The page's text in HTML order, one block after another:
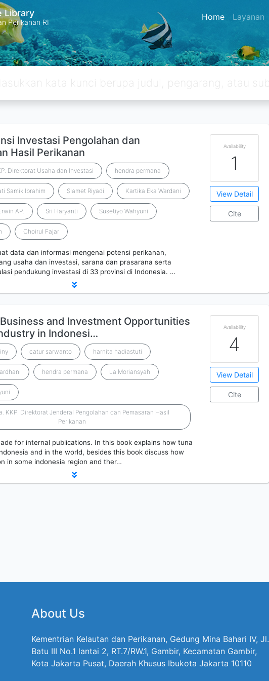
Library
Perikanan RI Home Layanan
Investasi Pengolahan dan
Hasil Perikanan
Direktorat Usaha dan Investasi hendra permana
Samik Ibrahim Slamet Riyadi Kartika Eka Wardani
AP. Sri Haryanti Susetiyo Wahyuni
Choirul Fajar
data dan informasi mengenai potensi perikanan,
usaha dan investasi, sarana dan prasarana serta
pendukung investasi di 33 provinsi di Indonesia. …
Availability
1
View Detail
Cite
and Investment Opportunities
in Indonesi…
catur sarwanto harnita hadiastuti
hendra permana La Moriansyah
KKP. Direktorat Jenderal Pengolahan dan Pemasaran Hasil
Perikanan
for internal publications. In this book explains how tuna
and in the world, besides this book discuss how
in some indonesia region and ther…
Availability
4
View Detail
Cite
About Us
Kementrian Kelautan dan Perikanan, Gedung Mina Bahari IV, Jl.
Batu III No.1 lantai 2, RT.7/RW.1, Gambir, Kecamatan Gambir,
Kota Jakarta Pusat, Daerah Khusus Ibukota Jakarta 10110